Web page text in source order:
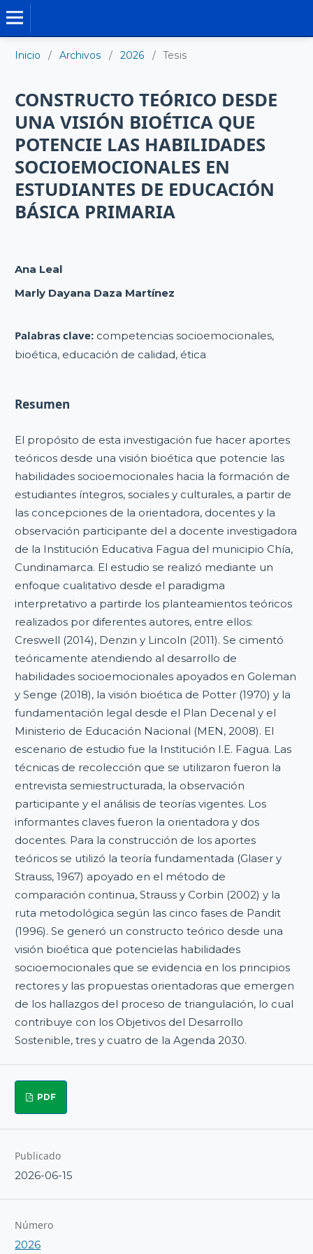
Inicio / Archivos / 2026 / Tesis
CONSTRUCTO TEÓRICO DESDE
UNA VISIÓN BIOÉTICA QUE
POTENCIE LAS HABILIDADES
SOCIOEMOCIONALES EN
ESTUDIANTES DE EDUCACIÓN
BÁSICA PRIMARIA
Ana Leal
Marly Dayana Daza Martínez
Palabras clave: competencias socioemocionales,
bioética, educación de calidad, ética
Resumen
El propósito de esta investigación fue hacer aportes
teóricos desde una visión bioética que potencie las
habilidades socioemocionales hacia la formación de
estudiantes íntegros, sociales y culturales, a partir de
las concepciones de la orientadora, docentes y la
observación participante del a docente investigadora
de la Institución Educativa Fagua del municipio Chía,
Cundinamarca. El estudio se realizó mediante un
enfoque cualitativo desde el paradigma
interpretativo a partirde los planteamientos teóricos
realizados por diferentes autores, entre ellos:
Creswell (2014), Denzin y Lincoln (2011). Se cimentó
teóricamente atendiendo al desarrollo de
habilidades socioemocionales apoyados en Goleman
y Senge (2018), la visión bioética de Potter (1970) y la
fundamentación legal desde el Plan Decenal y el
Ministerio de Educación Nacional (MEN, 2008). El
escenario de estudio fue la Institución I.E. Fagua. Las
técnicas de recolección que se utilizaron fueron la
entrevista semiestructurada, la observación
participante y el análisis de teorías vigentes. Los
informantes claves fueron la orientadora y dos
docentes. Para la construcción de los aportes
teóricos se utilizó la teoría fundamentada (Glaser y
Strauss, 1967) apoyado en el método de
comparación continua, Strauss y Corbin (2002) y la
ruta metodológica según las cinco fases de Pandit
(1996). Se generó un constructo teórico desde una
visión bioética que potencielas habilidades
socioemocionales que se evidencia en los principios
rectores y las propuestas orientadoras que emergen
de los hallazgos del proceso de triangulación, lo cual
contribuye con los Objetivos del Desarrollo
Sostenible, tres y cuatro de la Agenda 2030.
PDF
Publicado
2026-06-15
Número
2026